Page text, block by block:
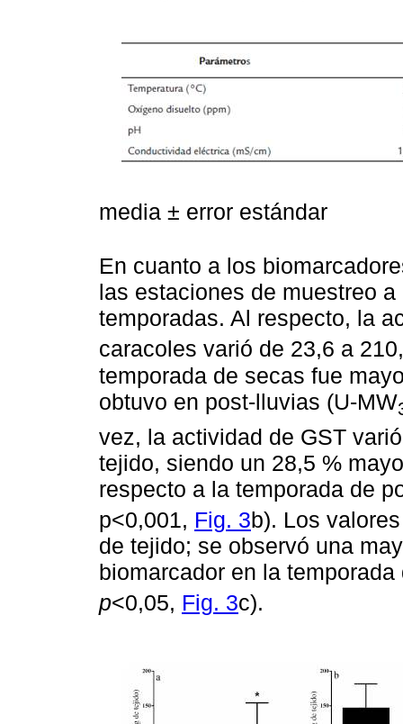
media ± error estándar
En cuanto a los
las estaciones de muestreo
temporadas. Al respecto, la
caracoles varió de 23,6 a
temporada de secas fue
obtuvo en post-lluvias (U-MW
vez, la actividad de GST
tejido, siendo un 28,5 %
respecto a la temporada de
p<0,001, Fig. 3b). Los
de tejido; se observó una
biomarcador en la
p<0,05, Fig. 3c).